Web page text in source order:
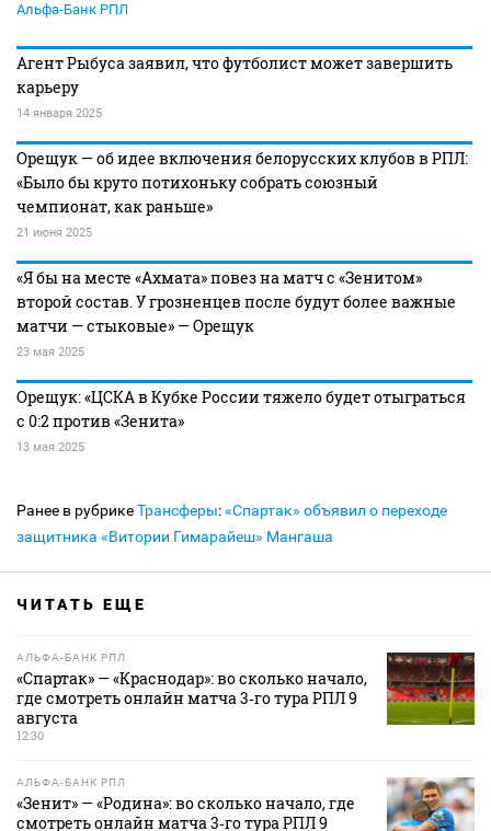
Альфа-Банк РПЛ
Агент Рыбуса заявил, что футболист может завершить
карьеру
14 января 2025
Орещук — об идее включения белорусских клубов в РПЛ:
«Было бы круто потихоньку собрать союзный
чемпионат, как раньше»
21 июня 2025
«Я бы на месте «Ахмата» повез на матч с «Зенитом»
второй состав. У грозненцев после будут более важные
матчи — стыковые» — Орещук
23 мая 2025
Орещук: «ЦСКА в Кубке России тяжело будет отыграться
с 0:2 против «Зенита»
13 мая 2025
Ранее в рубрикеТрансферы:«Спартак» объявил о переходе
защитника «Витории Гимарайеш» Мангаша
ЧИТАТЬ ЕЩЕ
АЛЬФА-БАНК РПЛ
«Спартак» — «Краснодар»: во сколько начало,
где смотреть онлайн матча 3‑го тура РПЛ 9
августа
12:30
АЛЬФА-БАНК РПЛ
«Зенит» — «Родина»: во сколько начало, где
смотреть онлайн матча 3‑го тура РПЛ 9